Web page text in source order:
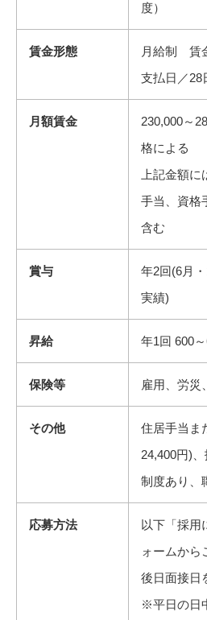
度）
賃金形態
月給制 賃
支払日／28
月額賃金
230,000～
格による
上記金額
手当、資格
含む
賞与
年2回(6月
実績)
昇給 年1回 600
保険等 雇用、労災
その他
住居手当ま
24,400円)
制度あり、
応募方法
以下「採用
ォームから
後日面接日
※平日の日